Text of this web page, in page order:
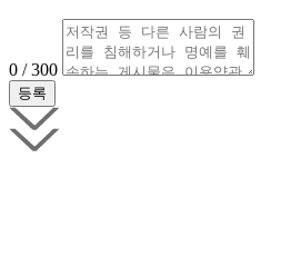
0 / 300